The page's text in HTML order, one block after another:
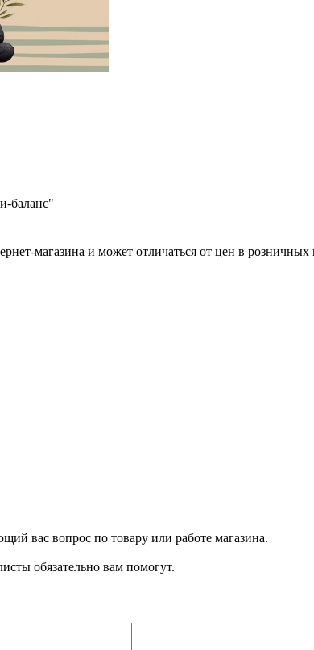
баланс"
магазина и может отличаться от цен в розничных
вас вопрос по товару или работе магазина.
обязательно вам помогут.